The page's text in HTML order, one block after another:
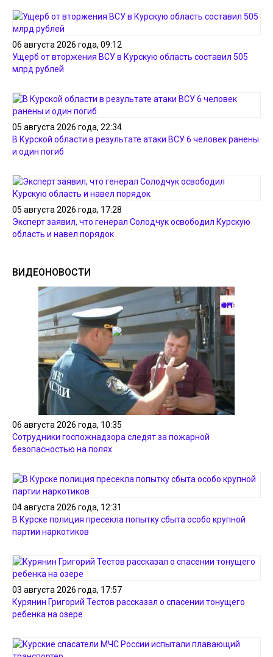
06 августа 2026 года, 09:12
Ущерб от вторжения ВСУ в Курскую область составил 505
млрд рублей
05 августа 2026 года, 22:34
В Курской области в результате атаки ВСУ 6 человек ранены
и один погиб
05 августа 2026 года, 17:28
Эксперт заявил, что генерал Солодчук освободил Курскую
область и навел порядок
ВИДЕОНОВОСТИ
06 августа 2026 года, 10:35
Сотрудники госпожнадзора следят за пожарной
безопасностью на полях
04 августа 2026 года, 12:31
В Курске полиция пресекла попытку сбыта особо крупной
партии наркотиков
03 августа 2026 года, 17:57
Курянин Григорий Тестов рассказал о спасении тонущего
ребенка на озере